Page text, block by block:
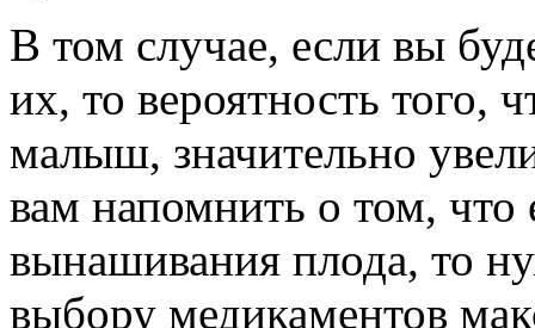
В том случае, если вы
их, то вероятность того,
малыш, значительно
вам напомнить о том, что
вынашивания плода, то
выбору медикаментов